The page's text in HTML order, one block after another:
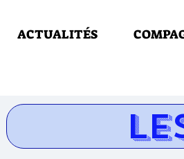
ACTUALITÉS